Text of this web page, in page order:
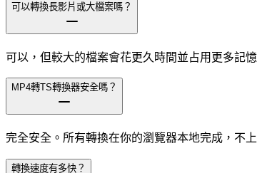
可以轉換長影片或大檔案嗎？
可以，但較大的檔案會花更久時間並占用更多記
MP4轉TS轉換器安全嗎？
完全安全。所有轉換在你的瀏覽器本地完成，不
轉換速度有多快？